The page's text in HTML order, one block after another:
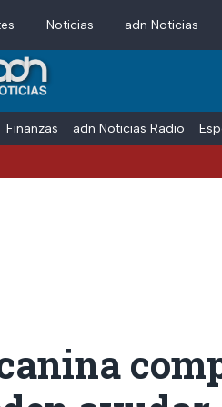
Noticias adn Noticias
Finanzas adn Noticias Radio